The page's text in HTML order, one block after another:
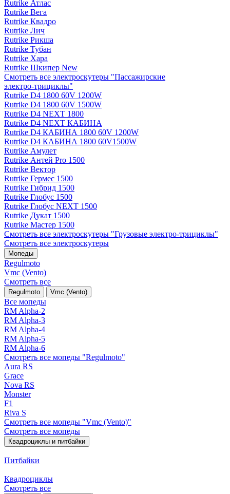
Rutrike Атлас
Rutrike Вега
Rutrike Квадро
Rutrike Лич
Rutrike Рикша
Rutrike Тубан
Rutrike Хара
Rutrike Шкипер New
Смотреть все электро­скутеры "Пассажирские
электро‑трициклы"
Rutrike D4 1800 60V 1200W
Rutrike D4 1800 60V 1500W
Rutrike D4 NEXT 1800
Rutrike D4 NEXT КАБИНА
Rutrike D4 КАБИНА 1800 60V 1200W
Rutrike D4 КАБИНА 1800 60V1500W
Rutrike Амулет
Rutrike Антей Pro 1500
Rutrike Вектор
Rutrike Гермес 1500
Rutrike Гибрид 1500
Rutrike Глобус 1500
Rutrike Глобус NEXT 1500
Rutrike Дукат 1500
Rutrike Мастер 1500
Смотреть все электро­скутеры "Грузовые электро‑трициклы"
Смотреть все электро­скутеры
Мопеды
Regulmoto
Vmc (Vento)
Смотреть все
Regulmoto Vmc (Vento)
Все мопеды
RM Alpha-2
RM Alpha-3
RM Alpha-4
RM Alpha-5
RM Alpha-6
Смотреть все мопеды "Regulmoto"
Aura RS
Grace
Nova RS
Monster
F1
Riva S
Смотреть все мопеды "Vmc (Vento)"
Смотреть все мопеды
Квадроциклы и питбайки
Питбайки
Квадроциклы
Смотреть все